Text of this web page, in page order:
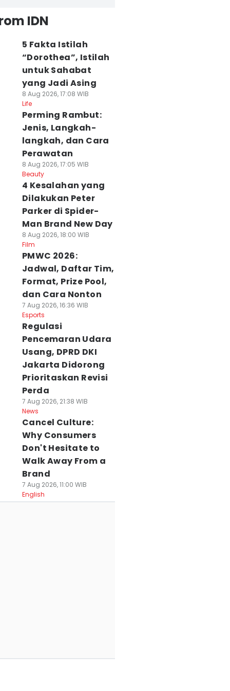
IDN
5 Fakta Istilah
“Dorothea”, Istilah
untuk Sahabat
yang Jadi Asing
8 Aug 2026, 17:08 WIB
Life
Perming Rambut:
Jenis, Langkah-
langkah, dan Cara
Perawatan
8 Aug 2026, 17:05 WIB
Beauty
4 Kesalahan yang
Dilakukan Peter
Parker di Spider-
Man Brand New Day
8 Aug 2026, 18:00 WIB
Film
PMWC 2026:
Jadwal, Daftar Tim,
Format, Prize Pool,
dan Cara Nonton
7 Aug 2026, 16:36 WIB
Esports
Regulasi
Pencemaran Udara
Usang, DPRD DKI
Jakarta Didorong
Prioritaskan Revisi
Perda
7 Aug 2026, 21:38 WIB
News
Cancel Culture:
Why Consumers
Don't Hesitate to
Walk Away From a
Brand
7 Aug 2026, 11:00 WIB
English